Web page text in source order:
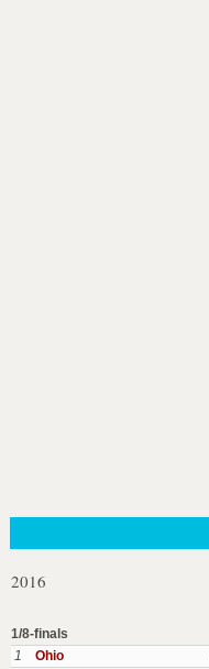
2016
1/8-finals
1
Ohio